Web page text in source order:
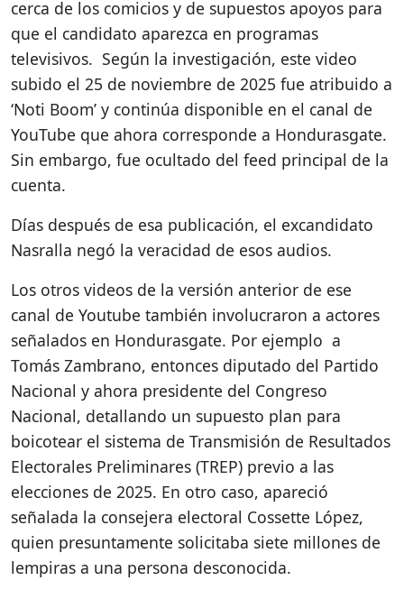
cerca de los comicios y de supuestos apoyos para
que el candidato aparezca en programas
televisivos. Según la investigación, este video
subido el 25 de noviembre de 2025 fue atribuido a
‘Noti Boom’ y continúa disponible en el canal de
YouTube que ahora corresponde a Hondurasgate.
Sin embargo, fue ocultado del feed principal de la
cuenta.
Días después de esa publicación, el excandidato
Nasralla negó la veracidad de esos audios.
Los otros videos de la versión anterior de ese
canal de Youtube también involucraron a actores
señalados en Hondurasgate. Por ejemplo a
Tomás Zambrano, entonces diputado del Partido
Nacional y ahora presidente del Congreso
Nacional, detallando un supuesto plan para
boicotear el sistema de Transmisión de Resultados
Electorales Preliminares (TREP) previo a las
elecciones de 2025. En otro caso, apareció
señalada la consejera electoral Cossette López,
quien presuntamente solicitaba siete millones de
lempiras a una persona desconocida.